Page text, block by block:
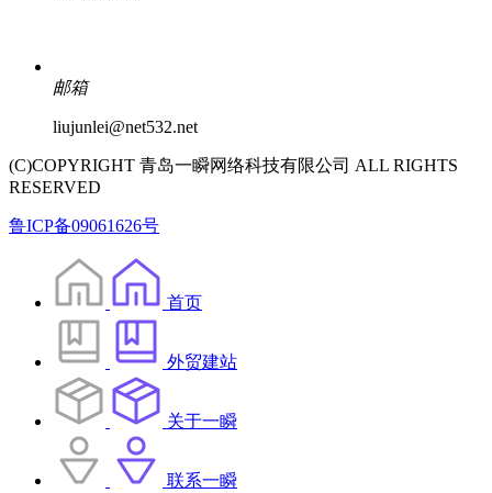
邮箱
liujunlei@net532.net
(C)COPYRIGHT 青岛一瞬网络科技有限公司 ALL RIGHTS
RESERVED
鲁ICP备09061626号
首页
外贸建站
关于一瞬
联系一瞬